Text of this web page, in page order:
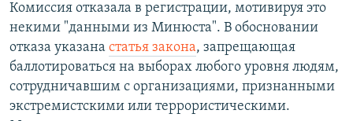
Комиссия отказала в регистрации, мотивируя это
некими "данными из Минюста". В обосновании
отказа указана статья закона, запрещающая
баллотироваться на выборах любого уровня людям,
сотрудничавшим с организациями, признанными
экстремистскими или террористическими.